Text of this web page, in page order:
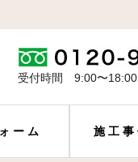
受付時間 9:00〜
ーム 施工事